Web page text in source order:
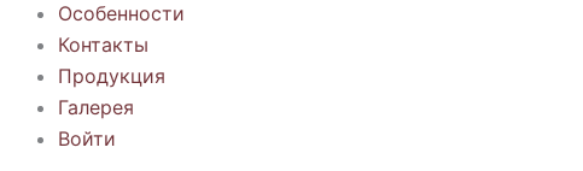
Особенности
Контакты
Продукция
Галерея
Войти